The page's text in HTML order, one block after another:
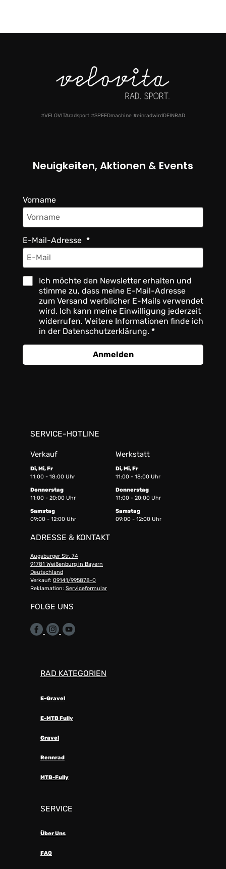
#VELOVITAradsport #SPEEDmachine #einradwirdDEINRAD
Neuigkeiten, Aktionen & Events
Vorname
E-Mail-Adresse
Ich möchte den Newsletter erhalten und
stimme zu, dass meine E-Mail-Adresse
zum Versand werblicher E-Mails verwendet
wird. Ich kann meine Einwilligung jederzeit
widerrufen. Weitere Informationen finde ich
in der Datenschutzerklärung.
Anmelden
SERVICE-HOTLINE
Verkauf Werkstatt
Di, Mi, Fr
11:00 - 18:00 Uhr
Di, Mi, Fr
11:00 - 18:00 Uhr
Donnerstag
11:00 - 20:00 Uhr
Donnerstag
11:00 - 20:00 Uhr
Samstag
09:00 - 12:00 Uhr
Samstag
09:00 - 12:00 Uhr
ADRESSE & KONTAKT
Augsburger Str. 74
91781 Weißenburg in Bayern
Deutschland
Verkauf: 09141/995878-0
Reklamation: Serviceformular
FOLGE UNS
RAD KATEGORIEN
E-Gravel
E-MTB Fully
Gravel
Rennrad
MTB-Fully
SERVICE
Über Uns
FAQ